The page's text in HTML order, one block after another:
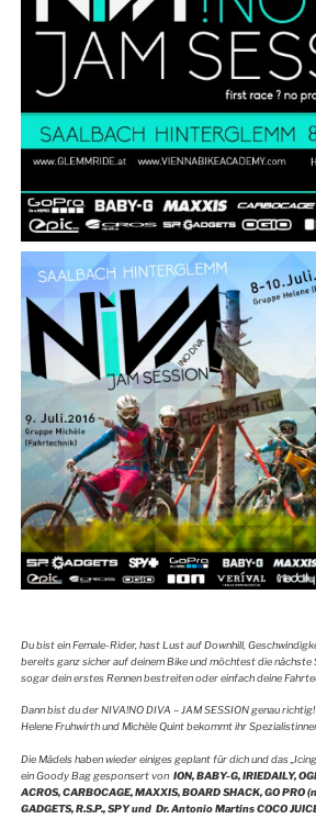
Du bist ein Female-Rider, hast Lust auf Downhill,
bereits ganz sicher auf deinem Bike und möchtest die nächste
sogar dein erstes Rennen bestreiten oder einfach deine
Dann bist du der NIVA!NO DIVA – JAM SESSION genau
Helene Fruhwirth und Michèle Quint bekommt ihr
Die Mädels haben wieder einiges geplant für dich und das
ein Goody Bag gesponsert von ION, BABY-G, IRIEDAILY,
ACROS, CARBOCAGE, MAXXIS, BOARD SHACK, GO
GADGETS, R.S.P., SPY und Dr. Antonio Martins COCO